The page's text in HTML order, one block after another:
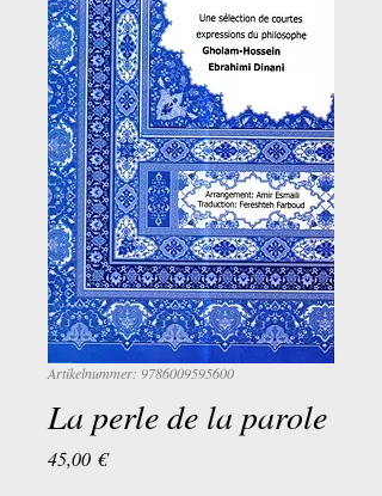
Artikelnummer: 9786009595600
La perle de la parole
45,00 €Preis